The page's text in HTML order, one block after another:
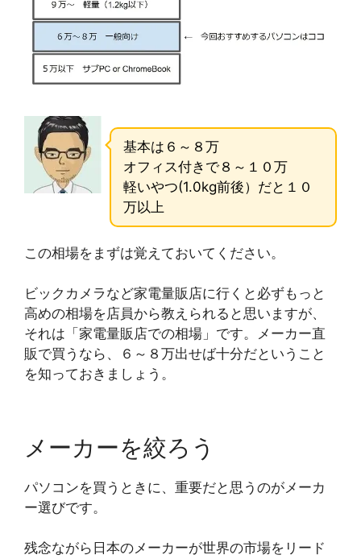
基本は６～８万
オフィス付きで８～１０万
軽いやつ(1.0kg前後）だと１０
万以上
この相場をまずは覚えておいてください。
ビックカメラなど家電量販店に行くと必ずもっと
高めの相場を店員から教えられると思いますが、
それは「家電量販店での相場」です。メーカー直
販で買うなら、６～８万出せば十分だということ
を知っておきましょう。
メーカーを絞ろう
パソコンを買うときに、重要だと思うのがメーカ
ー選びです。
残念ながら日本のメーカーが世界の市場をリード